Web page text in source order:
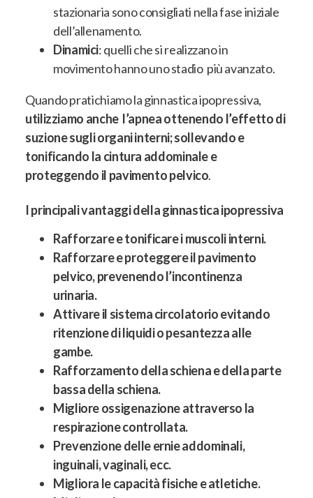
stazionaria sono consigliati nella fase iniziale
dell’allenamento.
Dinamici: quelli che si realizzano in
movimento hanno uno stadio più avanzato.
Quando pratichiamo la ginnastica ipopressiva,
utilizziamo anche l’apnea ottenendo l’effetto di
suzione sugli organi interni; sollevando e
tonificando la cintura addominale e
proteggendo il pavimento pelvico.
I principali vantaggi della ginnastica ipopressiva
Rafforzare e tonificare i muscoli interni.
Rafforzare e proteggere il pavimento
pelvico, prevenendo l’incontinenza
urinaria.
Attivare il sistema circolatorio evitando
ritenzione di liquidi o pesantezza alle
gambe.
Rafforzamento della schiena e della parte
bassa della schiena.
Migliore ossigenazione attraverso la
respirazione controllata.
Prevenzione delle ernie addominali,
inguinali, vaginali, ecc.
Migliora le capacità fisiche e atletiche.